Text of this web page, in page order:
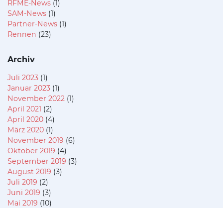
RFME-News (1)
SAM-News (1)
Partner-News (1)
Rennen (23)
Archiv
Juli 2023 (1)
Januar 2023 (1)
November 2022 (1)
April 2021 (2)
April 2020 (4)
März 2020 (1)
November 2019 (6)
Oktober 2019 (4)
September 2019 (3)
August 2019 (3)
Juli 2019 (2)
Juni 2019 (3)
Mai 2019 (10)